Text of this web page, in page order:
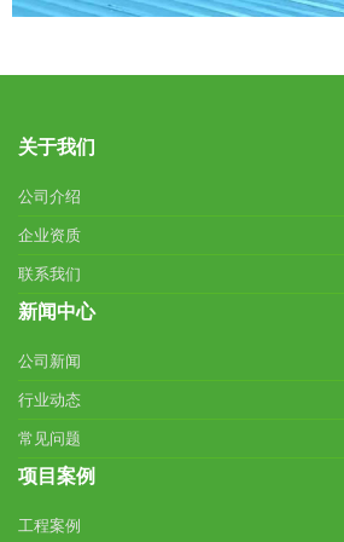
关于我们
公司介绍
企业资质
联系我们
新闻中心
公司新闻
行业动态
常见问题
项目案例
工程案例